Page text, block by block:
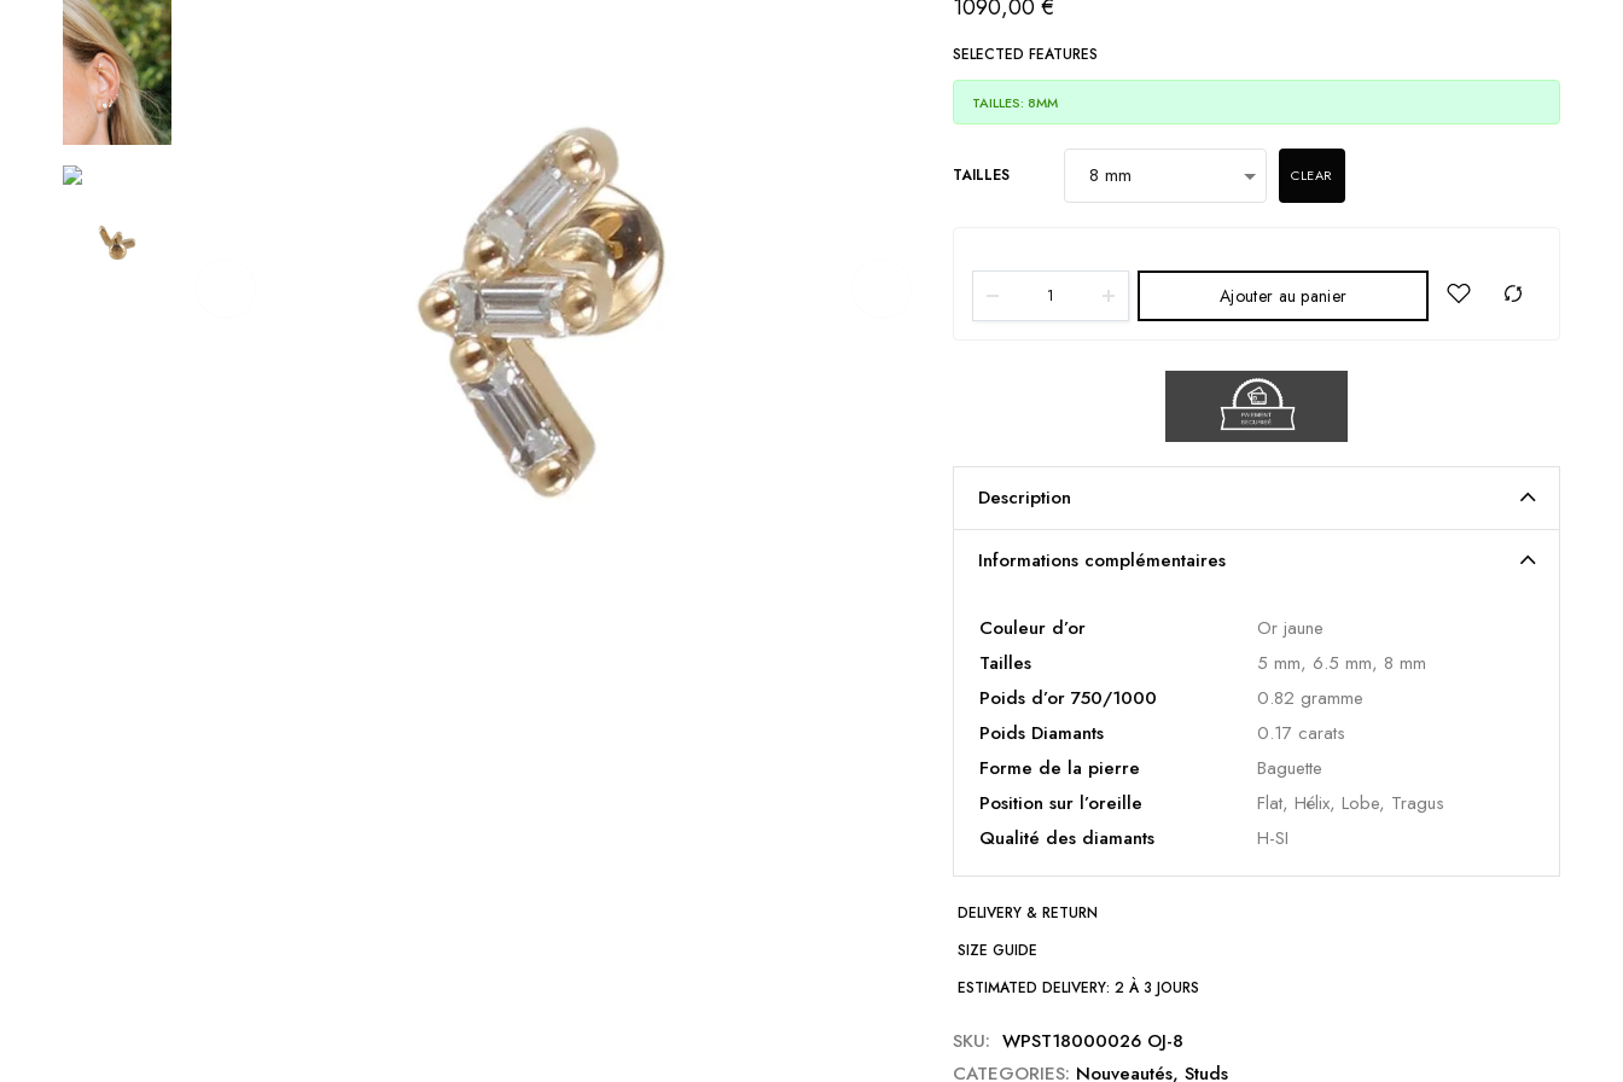
1090,00€
SELECTED FEATURES
TAILLES: 8MM
TAILLES CLEAR
Ajouter au panier
Description
Informations complémentaires
Couleur d’or
Or jaune
Tailles
5 mm, 6.5 mm, 8 mm
Poids d’or 750/1000
0.82 gramme
Poids Diamants
0.17 carats
Forme de la pierre
Baguette
Position sur l’oreille
Flat, Hélix, Lobe, Tragus
Qualité des diamants
H-SI
DELIVERY & RETURN
SIZE GUIDE
ESTIMATED DELIVERY:2 À 3 JOURS
SKU: WPST18000026 OJ-8
CATEGORIES: Nouveautés,Studs